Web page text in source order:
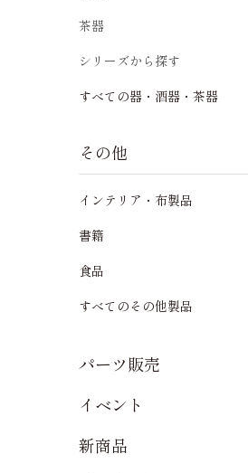
茶器
シリーズから探す
すべての器・酒器・茶器
その他
インテリア・布製品
書籍
食品
すべてのその他製品
パーツ販売
イベント
新商品